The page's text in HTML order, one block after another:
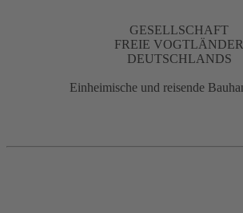
GESELLSCHAFT
FREIE VOGTLÄNDER
DEUTSCHLANDS
Einheimische und reisende